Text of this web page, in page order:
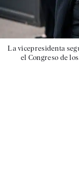
La vicepresidenta
el Congreso de